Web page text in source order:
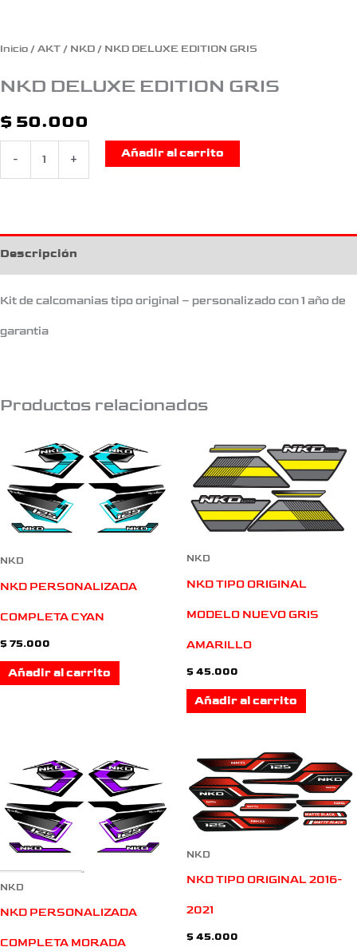
Inicio / AKT / NKD / NKD DELUXE EDITION GRIS
NKD DELUXE EDITION GRIS
$ 50.000
- +
Añadir al carrito
Descripción
Kit de calcomanias tipo original – personalizado con 1 año de
garantia
Productos relacionados
NKD
NKD PERSONALIZADA
COMPLETA CYAN
$ 75.000
Añadir al carrito
NKD
NKD TIPO ORIGINAL
MODELO NUEVO GRIS
AMARILLO
$ 45.000
Añadir al carrito
NKD
NKD PERSONALIZADA
COMPLETA MORADA
NKD
NKD TIPO ORIGINAL 2016-
2021
$ 45.000